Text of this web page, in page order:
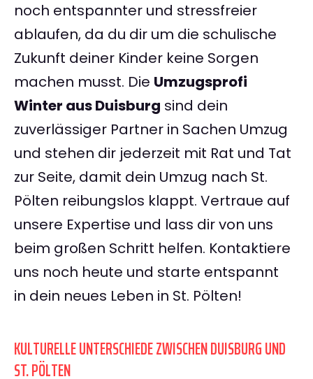
noch entspannter und stressfreier
ablaufen, da du dir um die schulische
Zukunft deiner Kinder keine Sorgen
machen musst. Die Umzugsprofi
Winter aus Duisburg sind dein
zuverlässiger Partner in Sachen Umzug
und stehen dir jederzeit mit Rat und Tat
zur Seite, damit dein Umzug nach St.
Pölten reibungslos klappt. Vertraue auf
unsere Expertise und lass dir von uns
beim großen Schritt helfen. Kontaktiere
uns noch heute und starte entspannt
in dein neues Leben in St. Pölten!
KULTURELLE UNTERSCHIEDE ZWISCHEN DUISBURG UND
ST. PÖLTEN